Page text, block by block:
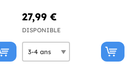
27,99 €
DISPONIBLE